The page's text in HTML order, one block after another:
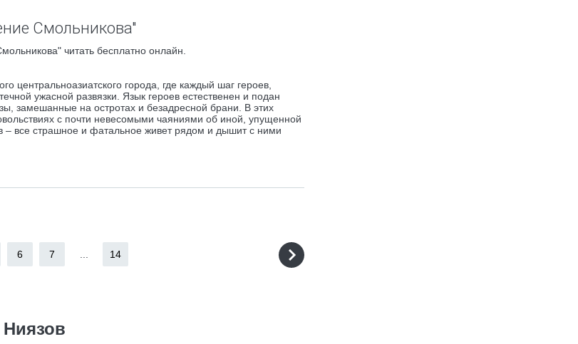
Смольникова"
читать бесплатно онлайн.
центральноазиатского города, где каждый шаг героев,
ужасной развязки. Язык героев естественен и подан
замешанные на остротах и безадресной брани. В этих
с почти невесомыми чаяниями об иной, упущенной
– все страшное и фатальное живет рядом и дышит с ними
6 7 14
Ниязов